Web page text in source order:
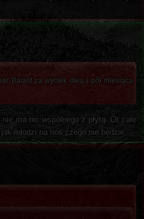
Balast za wyciek dwa i pół miesiąca
ma nic wspólnego z płytą. Ot całe
młodzi na noś czego nie będzie.